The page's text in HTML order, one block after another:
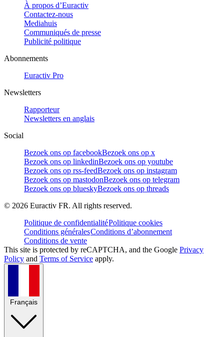
À propos d’Euractiv
Contactez-nous
Mediahuis
Communiqués de presse
Publicité politique
Abonnements
Euractiv Pro
Newsletters
Rapporteur
Newsletters en anglais
Social
Bezoek ons op facebookBezoek ons op x
Bezoek ons op linkedinBezoek ons op youtube
Bezoek ons op rss-feedBezoek ons op instagram
Bezoek ons op mastodonBezoek ons op telegram
Bezoek ons op blueskyBezoek ons op threads
© 2026 Euractiv FR. All rights reserved.
Politique de confidentialitéPolitique cookies
Conditions généralesConditions d’abonnement
Conditions de vente
This site is protected by reCAPTCHA, and the Google Privacy
Policy and Terms of Service apply.
Français